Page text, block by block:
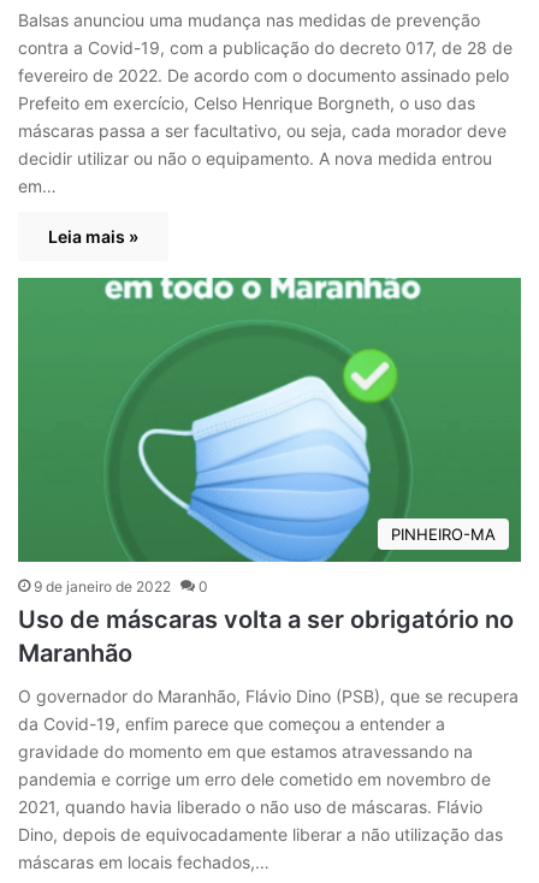
Balsas anunciou uma mudança nas medidas de prevenção
contra a Covid-19, com a publicação do decreto 017, de 28 de
fevereiro de 2022. De acordo com o documento assinado pelo
Prefeito em exercício, Celso Henrique Borgneth, o uso das
máscaras passa a ser facultativo, ou seja, cada morador deve
decidir utilizar ou não o equipamento. A nova medida entrou
em…
Leia mais »
PINHEIRO-MA
9 de janeiro de 2022 0
Uso de máscaras volta a ser obrigatório no
Maranhão
O governador do Maranhão, Flávio Dino (PSB), que se recupera
da Covid-19, enfim parece que começou a entender a
gravidade do momento em que estamos atravessando na
pandemia e corrige um erro dele cometido em novembro de
2021, quando havia liberado o não uso de máscaras. Flávio
Dino, depois de equivocadamente liberar a não utilização das
máscaras em locais fechados,…